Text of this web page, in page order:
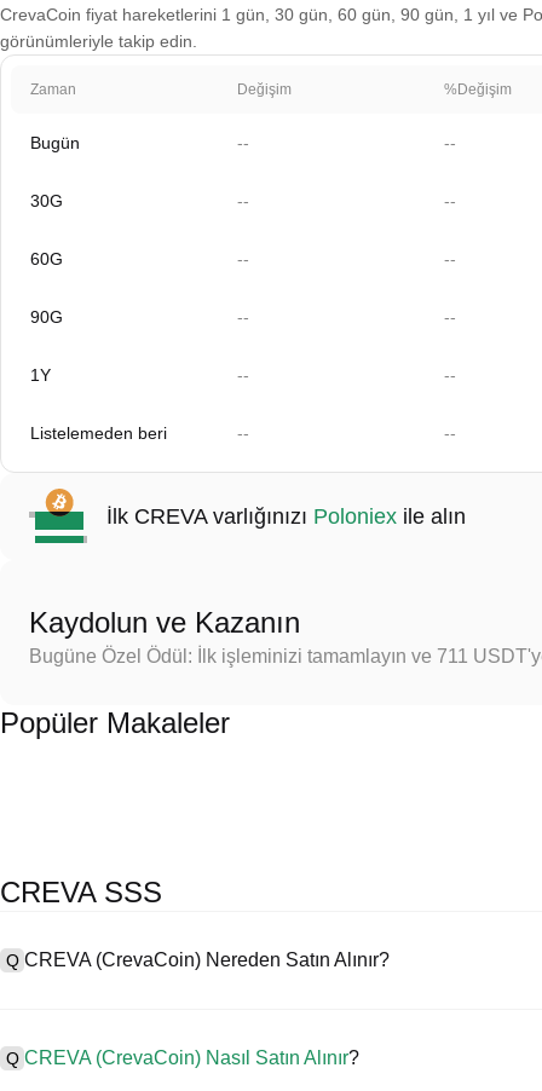
CrevaCoin fiyat hareketlerini 1 gün, 30 gün, 60 gün, 90 gün, 1 yıl ve
görünümleriyle takip edin.
Zaman Değişim %Değişim
Bugün -- --
30G -- --
60G -- --
90G -- --
1Y -- --
Listelemeden beri -- --
İlk CREVA varlığınızı Poloniex ile alın
Kaydolun ve Kazanın
Bugüne Özel Ödül: İlk işleminizi tamamlayın ve 711
Popüler Makaleler
CREVA SSS
Q CREVA (CrevaCoin) Nereden Satın Alınır?
yüksek likidite ve işlemleri basitleştirmek için çeşitli alım satım
para birimlerinde işlem yapmayı destekler ve rekabetçi işlem
Q CREVA (CrevaCoin) Nasıl Satın Alınır?